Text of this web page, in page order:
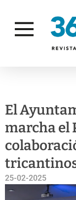
El
marcha el
25-02-2025